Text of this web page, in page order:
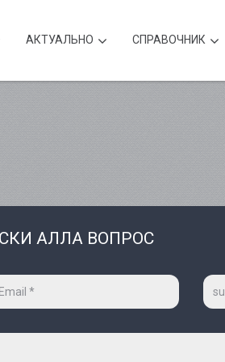
АКТУАЛЬНО CПРАВОЧНИК
АЛЛА ВОПРОС
Тема